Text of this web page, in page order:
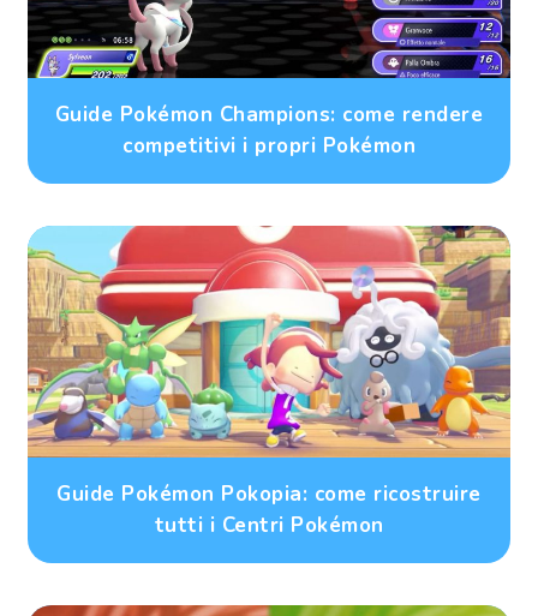
Guide Pokémon Champions: come rendere
competitivi i propri Pokémon
Guide Pokémon Pokopia: come ricostruire
tutti i Centri Pokémon